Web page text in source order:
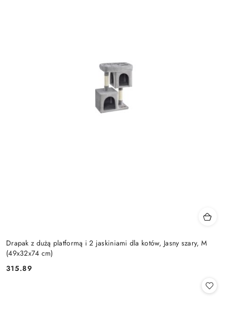
Drapak z dużą platformą i 2 jaskiniami dla kotów, Jasny szary, M
(49x32x74 cm)
Cena:
315.89